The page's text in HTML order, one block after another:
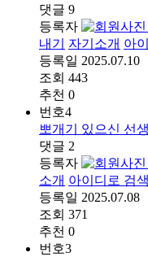
댓글 9
등록자
내기
자기소개 아
등록일 2025.07.10
조회 443
추천 0
번호4
뽀개기 있으신 선
댓글 2
등록자
소개 아이디로 검색
등록일 2025.07.08
조회 371
추천 0
번호3